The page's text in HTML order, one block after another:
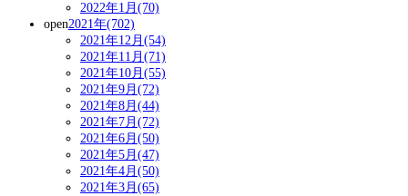
2022年1月(70)
open2021年(702)
2021年12月(54)
2021年11月(71)
2021年10月(55)
2021年9月(72)
2021年8月(44)
2021年7月(72)
2021年6月(50)
2021年5月(47)
2021年4月(50)
2021年3月(65)